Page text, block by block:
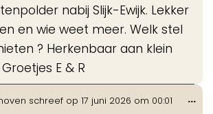
nabij Slijk-Ewijk. Lekker
en wie weet meer. Welk stel
? Herkenbaar aan klein
E & R
schreef op 17 juni 2026 om 00:01 ...